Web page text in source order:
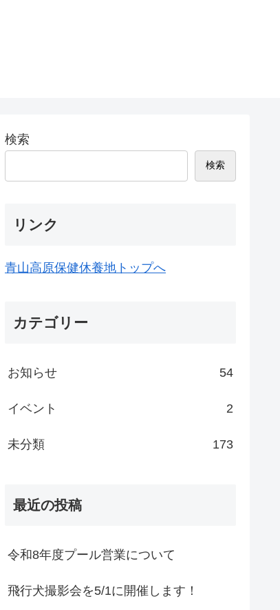
検索
検索
リンク
青山高原保健休養地トップへ
カテゴリー
お知らせ 54
イベント 2
未分類 173
最近の投稿
令和8年度プール営業について
飛行犬撮影会を5/1に開催します！